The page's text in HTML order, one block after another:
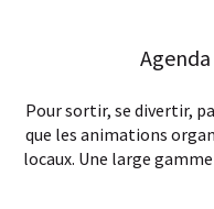
Pour sortir, se divertir,
que les animations
locaux. Une large